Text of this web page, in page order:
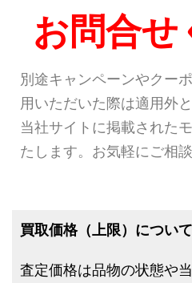
お問合せ
別途キャンペーンやクー
用いただいた際は適用外と
当社サイトに掲載された
たします。お気軽にご相談
買取価格（上限）について
査定価格は品物の状態や